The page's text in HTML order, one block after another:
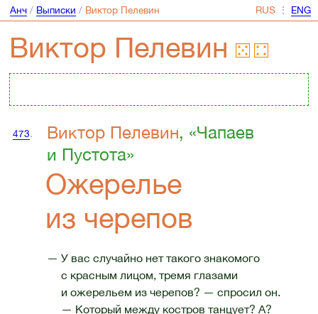
Анч/ Выписки / Виктор Пелевин ⋮
Виктор Пелевин
473. Виктор Пелевин, «Чапаев
и Пустота»
Ожерелье
из черепов
— У вас случайно нет такого знакомого
с красным лицом, тремя глазами
и ожерельем из черепов? — спросил он.
— Который между костров танцует? А?